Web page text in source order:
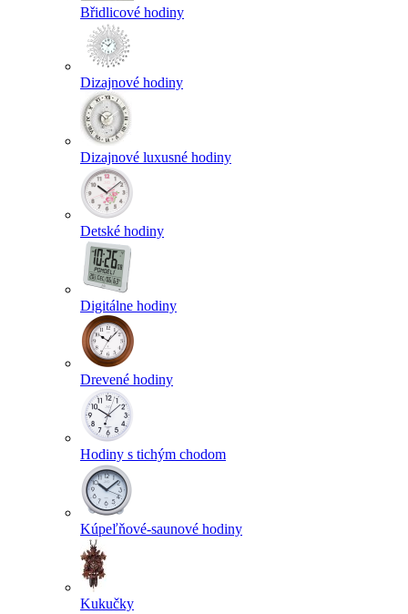
Břidlicové hodiny
Dizajnové hodiny
Dizajnové luxusné hodiny
Detské hodiny
Digitálne hodiny
Drevené hodiny
Hodiny s tichým chodom
Kúpeľňové-saunové hodiny
Kukučky